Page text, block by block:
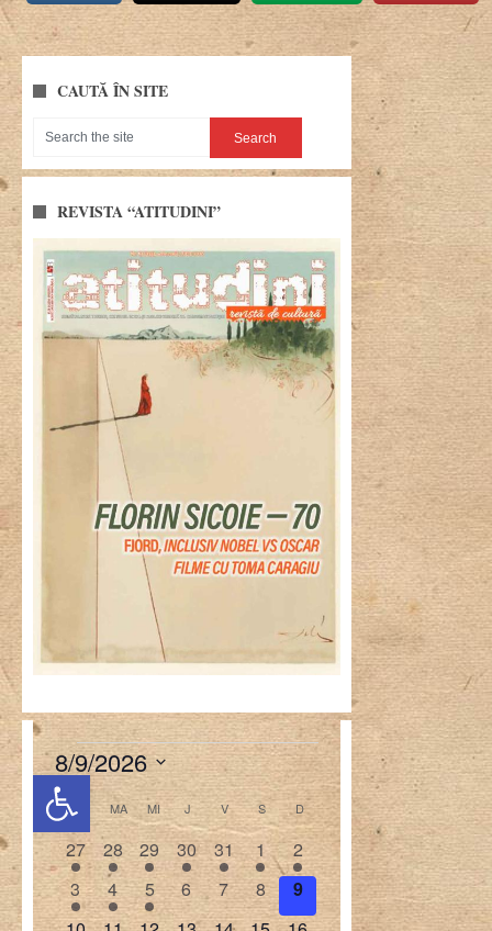
CAUTĂ ÎN SITE
REVISTA “ATITUDINI”